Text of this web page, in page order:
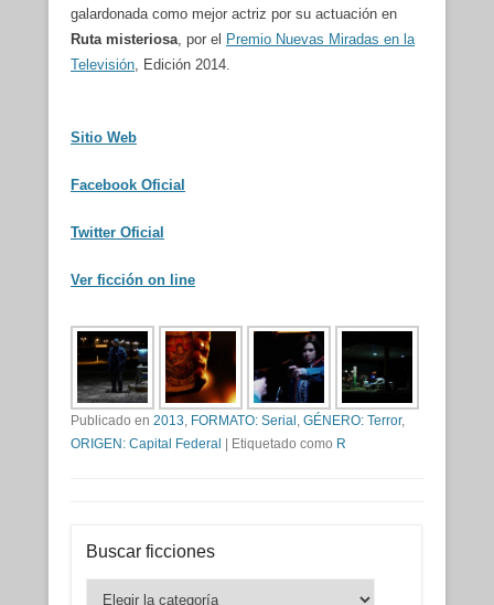
galardonada como mejor actriz por su actuación en
Ruta misteriosa, por el Premio Nuevas Miradas en la
Televisión, Edición 2014.
Sitio Web
Facebook Oficial
Twitter Oficial
Ver ficción on line
Publicado en 2013 FORMATO: Serial GÉNERO: Terror,
ORIGEN: Capital Federal | Etiquetado como R
Buscar ficciones